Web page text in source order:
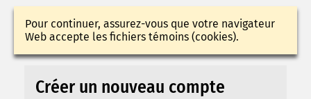
Pour continuer, assurez-vous que votre navigateur
Web accepte les fichiers témoins (cookies).
Créer un nouveau compte